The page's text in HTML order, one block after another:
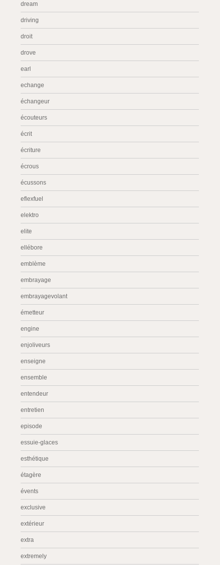
dream
driving
droit
drove
earl
echange
échangeur
écouteurs
écrit
écriture
écrous
écussons
eflexfuel
elektro
elite
ellébore
emblème
embrayage
embrayagevolant
émetteur
engine
enjoliveurs
enseigne
ensemble
entendeur
entretien
episode
essuie-glaces
esthétique
étagère
évents
exclusive
extérieur
extra
extremely